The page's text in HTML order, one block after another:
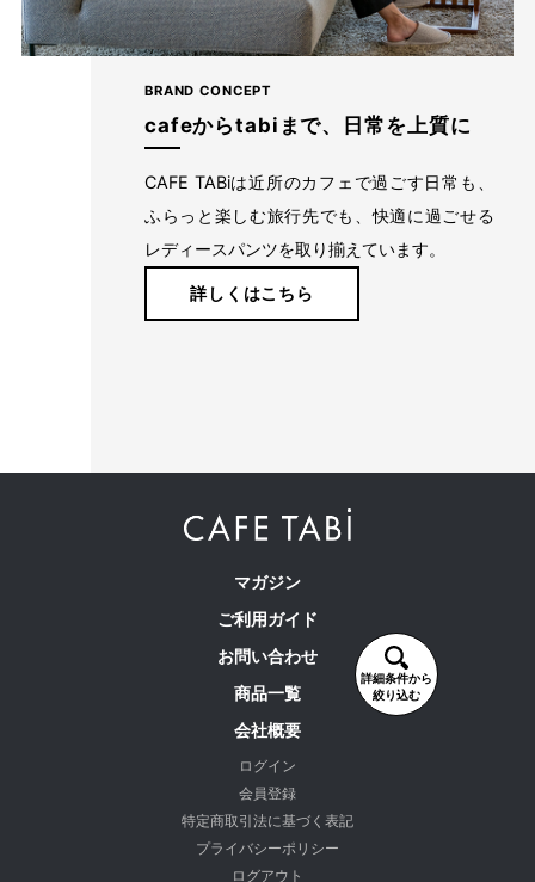
詳細条件から
絞り込む
BRAND CONCEPT
cafeからtabiまで、日常を上質に
CAFE TABiは近所のカフェで過ごす日常も、
ふらっと楽しむ旅行先でも、快適に過ごせる
レディースパンツを取り揃えています。
詳しくはこちら
マガジン
ご利用ガイド
お問い合わせ
商品一覧
会社概要
ログイン
会員登録
特定商取引法に基づく表記
プライバシーポリシー
ログアウト